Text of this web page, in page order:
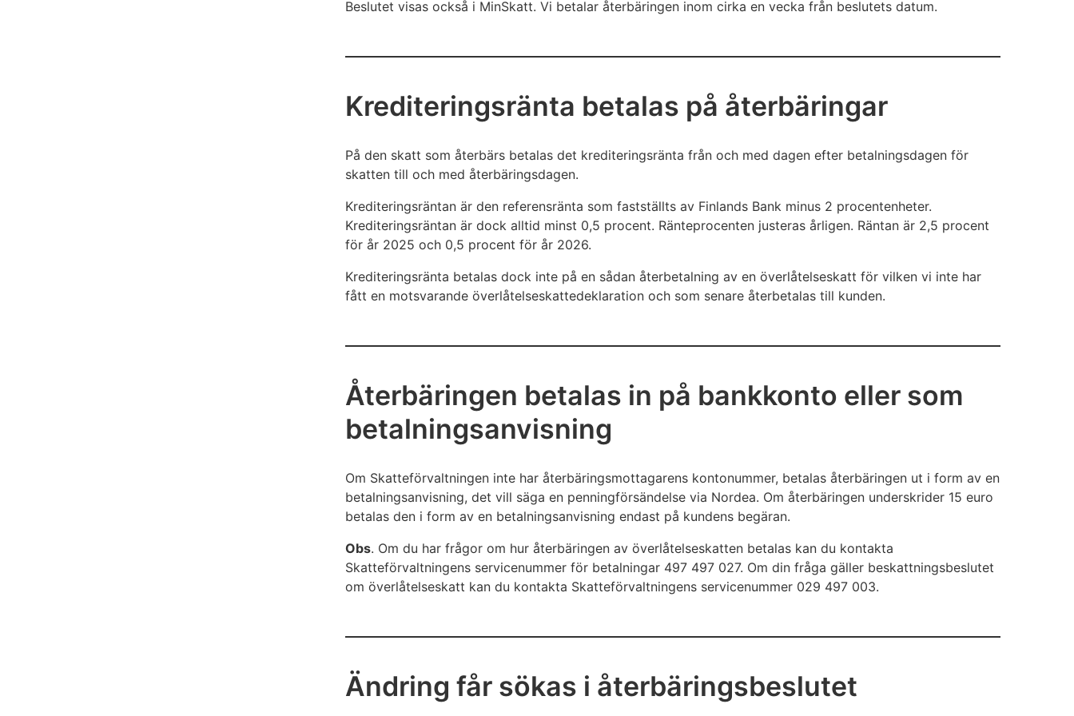
Beslutet visas också i MinSkatt. Vi betalar återbäringen inom cirka en vecka från beslutets datum.
Krediteringsränta betalas på återbäringar
På den skatt som återbärs betalas det krediteringsränta från och med dagen efter betalningsdagen för
skatten till och med återbäringsdagen.
Krediteringsräntan är den referensränta som fastställts av Finlands Bank minus 2 procentenheter.
Krediteringsräntan är dock alltid minst 0,5 procent. Ränteprocenten justeras årligen. Räntan är 2,5 procent
för år 2025 och 0,5 procent för år 2026.
Krediteringsränta betalas dock inte på en sådan återbetalning av en överlåtelseskatt för vilken vi inte har
fått en motsvarande överlåtelseskattedeklaration och som senare återbetalas till kunden.
Återbäringen betalas in på bankkonto eller som
betalningsanvisning
Om Skatteförvaltningen inte har återbäringsmottagarens kontonummer, betalas återbäringen ut i form av en
betalningsanvisning, det vill säga en penningförsändelse via Nordea. Om återbäringen underskrider 15 euro
betalas den i form av en betalningsanvisning endast på kundens begäran.
Obs. Om du har frågor om hur återbäringen av överlåtelseskatten betalas kan du kontakta
Skatteförvaltningens servicenummer för betalningar 497 497 027. Om din fråga gäller beskattningsbeslutet
om överlåtelseskatt kan du kontakta Skatteförvaltningens servicenummer 029 497 003.
Ändring får sökas i återbäringsbeslutet